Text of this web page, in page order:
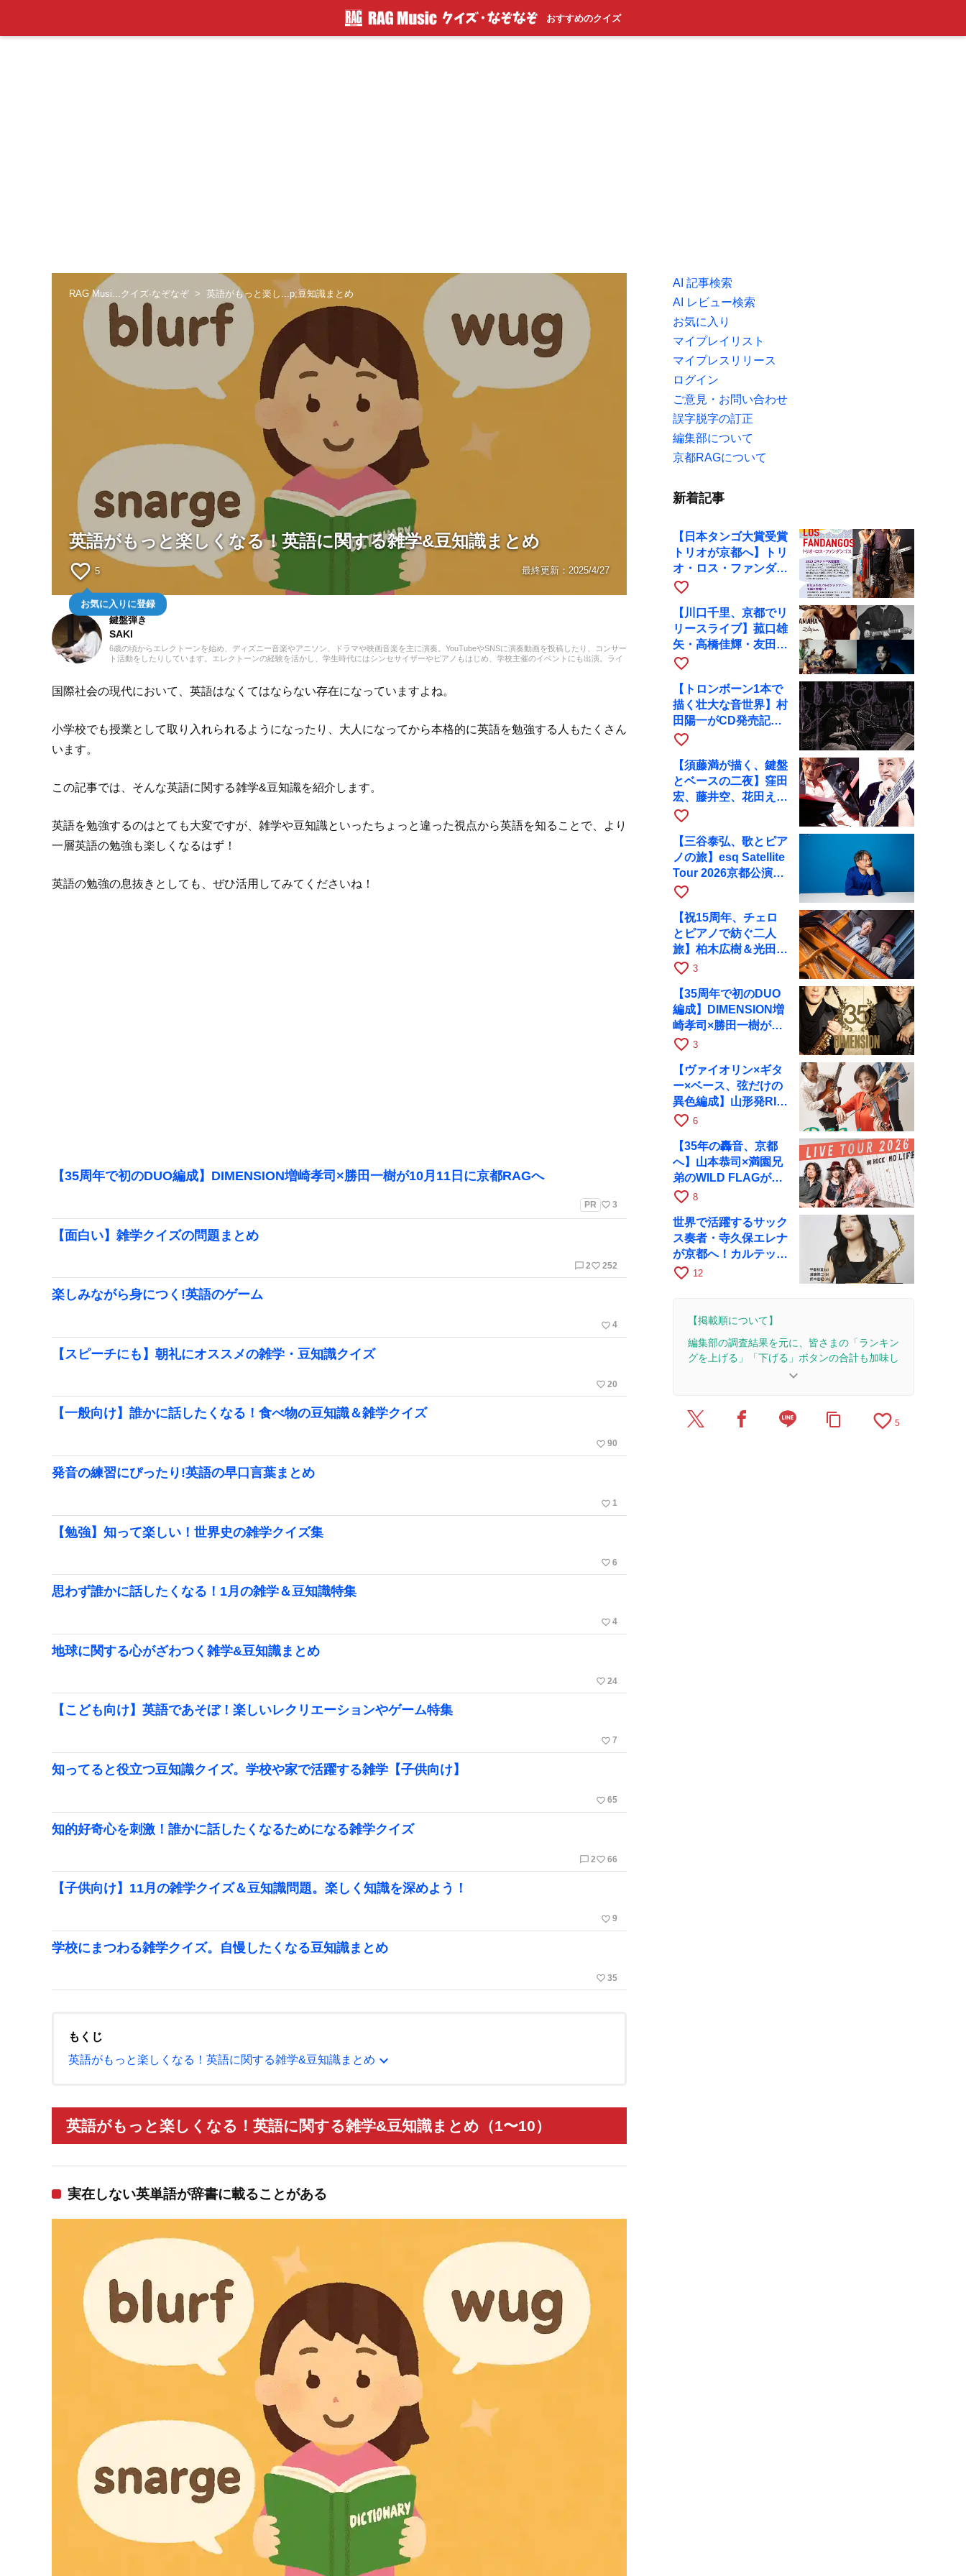
おすすめのクイズ
RAG Musi...クイズ·なぞなぞ 英語がもっと楽し...p;豆知識まとめ
英語がもっと楽しくなる！英語に関する雑学&豆知識まとめ
favorite_border 5
お気に入りに登録
最終更新： 2025/4/27
鍵盤弾き
SAKI
6歳の頃からエレクトーンを始め、ディズニー音楽やアニソン、ドラマや映画音楽を主に演奏。YouTubeやSNSに演奏動画を投稿したり、コンサー
ト活動をしたりしています。エレクトーンの経験を活かし、学生時代にはシンセサイザーやピアノもはじめ、学校主催のイベントにも出演。ライ
国際社会の現代において、英語はなくてはならない存在になっていますよね。
小学校でも授業として取り入れられるようになったり、大人になってから本格的に英語を勉強する人もたくさん
います。
この記事では、そんな英語に関する雑学&豆知識を紹介します。
英語を勉強するのはとても大変ですが、雑学や豆知識といったちょっと違った視点から英語を知ることで、より
一層英語の勉強も楽しくなるはず！
英語の勉強の息抜きとしても、ぜひ活用してみてくださいね！
【35周年で初のDUO編成】DIMENSION増崎孝司×勝田一樹が10月11日に京都RAGへ
PR favorite_border 3
【面白い】雑学クイズの問題まとめ
chat_bubble_outline 2favorite_border 252
楽しみながら身につく!英語のゲーム
favorite_border 4
【スピーチにも】朝礼にオススメの雑学・豆知識クイズ
favorite_border 20
【一般向け】誰かに話したくなる！食べ物の豆知識＆雑学クイズ
favorite_border 90
発音の練習にぴったり!英語の早口言葉まとめ
favorite_border 1
【勉強】知って楽しい！世界史の雑学クイズ集
favorite_border 6
思わず誰かに話したくなる！1月の雑学＆豆知識特集
favorite_border 4
地球に関する心がざわつく雑学&豆知識まとめ
favorite_border 24
【こども向け】英語であそぼ！楽しいレクリエーションやゲーム特集
favorite_border 7
知ってると役立つ豆知識クイズ。学校や家で活躍する雑学【子供向け】
favorite_border 65
知的好奇心を刺激！誰かに話したくなるためになる雑学クイズ
chat_bubble_outline 2favorite_border 66
【子供向け】11月の雑学クイズ＆豆知識問題。楽しく知識を深めよう！
favorite_border 9
学校にまつわる雑学クイズ。自慢したくなる豆知識まとめ
favorite_border 35
もくじ
英語がもっと楽しくなる！英語に関する雑学&豆知識まとめ expand_more
英語がもっと楽しくなる！英語に関する雑学&豆知識まとめ（1〜10）
実在しない英単語が辞書に載ることがある
AI 記事検索
AI レビュー検索
お気に入り
マイプレイリスト
マイプレスリリース
ログイン
ご意見・お問い合わせ
誤字脱字の訂正
編集部について
京都RAGについて
新着記事
【日本タンゴ大賞受賞
トリオが京都へ】トリ
オ・ロス・ファンダン
ゴスが10月9日にRAG
favorite_border
【川口千里、京都でリ
リースライブ】菰口雄
矢・高橋佳輝・友田ジ
ュンと9月28日にRAG
favorite_border
【トロンボーン1本で
描く壮大な音世界】村
田陽一がCD発売記念
ツアーで9月4日に京
favorite_border
【須藤満が描く、鍵盤
とベースの二夜】窪田
宏、藤井空、花田えみ
と京都RAGで共演
favorite_border
【三谷泰弘、歌とピア
ノの旅】esq Satellite
Tour 2026京都公演を
10月に開催
favorite_border
【祝15周年、チェロ
とピアノで紡ぐ二人
旅】柏木広樹＆光田健
一が11月12日に京都
favorite_border 3
【35周年で初のDUO
編成】DIMENSION増
崎孝司×勝田一樹が10
月11日に京都RAGへ
favorite_border 3
【ヴァイオリン×ギタ
ー×ベース、弦だけの
異色編成】山形発RIM
が初全国ツアーで8月
favorite_border 6
【35年の轟音、京都
へ】山本恭司×満園兄
弟のWILD FLAGが8
月6日にRAGでライブ
favorite_border 8
世界で活躍するサック
ス奏者・寺久保エレナ
が京都へ！カルテッ
ト・ツアー京都公演を
favorite_border 12
【掲載順について】
編集部の調査結果を元に、皆さまの「ランキン
グを上げる」「下げる」ボタンの合計も加味し
2024/5/2：記事を公開しました。
keyboard_arrow_down
content_copy favorite_border 5